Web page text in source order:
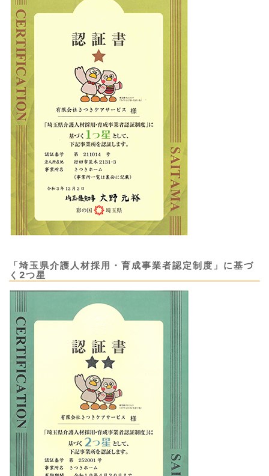
「埼玉県介護人材採用・育成事業者認定制度」に基づ
く2つ星